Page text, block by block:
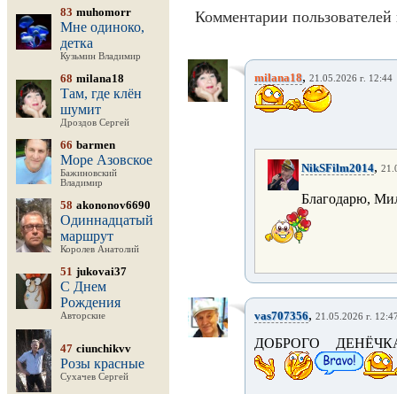
83 muhomorr
Мне одиноко,
детка
Кузьмин Владимир
68 milana18
Там, где клён
шумит
Дроздов Сергей
66 barmen
Море Азовское
Бажиновский
Владимир
58 akononov6690
Одиннадцатый
маршрут
Королев Анатолий
51 jukovai37
С Днем
Рождения
Авторские
47 ciunchikvv
Розы красные
Сухачев Сергей
Комментарии пользователей
milana18, 21.05.2026 г. 12:44
NikSFilm2014,
Благодарю,
vas707356, 21.05.2026 г.
ДОБРОГО